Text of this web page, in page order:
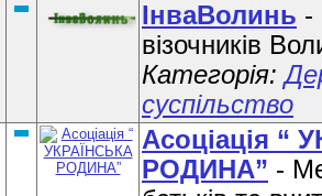
ІнваВолинь -
візочників
Категорія:
суспільство
Асоціація “
РОДИНА” -